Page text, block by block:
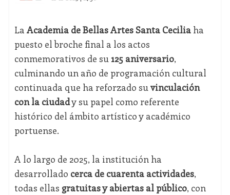
La Academia de Bellas Artes Santa Ceciliaha
puesto el broche final a los actos
conmemorativos de su125 aniversario,
culminando un año de programación cultural
continuada que ha reforzado suvinculación
con la ciudady su papel como referente
histórico del ámbito artístico y académico
portuense.
A lo largo de 2025, la institución ha
desarrollado cerca de cuarenta actividades,
todas ellas gratuitas y abiertas al público, con